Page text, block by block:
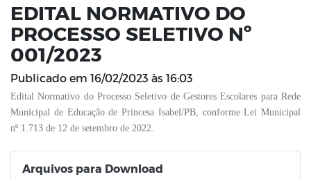
EDITAL NORMATIVO DO
PROCESSO SELETIVO Nº
001/2023
Publicado em 16/02/2023 às 16:03
Edital Normativo do Processo Seletivo de Gestores Escolares para Rede
Municipal de Educação de Princesa Isabel/PB, conforme Lei Municipal
nº 1.713 de 12 de setembro de 2022.
Arquivos para Download